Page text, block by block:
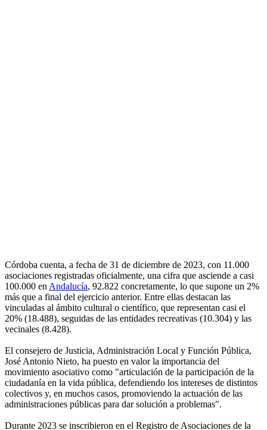
Córdoba cuenta, a fecha de 31 de diciembre de 2023, con 11.000
asociaciones registradas oficialmente, una cifra que asciende a casi
100.000 en Andalucía, 92.822 concretamente, lo que supone un 2%
más que a final del ejercicio anterior. Entre ellas destacan las
vinculadas al ámbito cultural o científico, que representan casi el
20% (18.488), seguidas de las entidades recreativas (10.304) y las
vecinales (8.428).
El consejero de Justicia, Administración Local y Función Pública,
José Antonio Nieto, ha puesto en valor la importancia del
movimiento asociativo como "articulación de la participación de la
ciudadanía en la vida pública, defendiendo los intereses de distintos
colectivos y, en muchos casos, promoviendo la actuación de las
administraciones públicas para dar solución a problemas".
Durante 2023 se inscribieron en el Registro de Asociaciones de la